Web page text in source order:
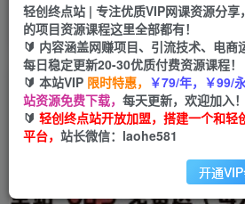
投稿专区 免费
教程必须完整详细
轻创终点站 | 专注优质VIP网课资源分
的项目资源课程这里全部都有！
🔰 内容涵盖网赚项目、引流技术、电商
每日稳定更新20-30优质付费资源课程！
🔰 本站VIP 限时特惠， ￥79/年，￥99/
站资源免费下载， 每天更新，欢迎加入！
🔰 轻创终点站开放加盟，搭建一个和轻
平台， 站长微信：laohe581
开通